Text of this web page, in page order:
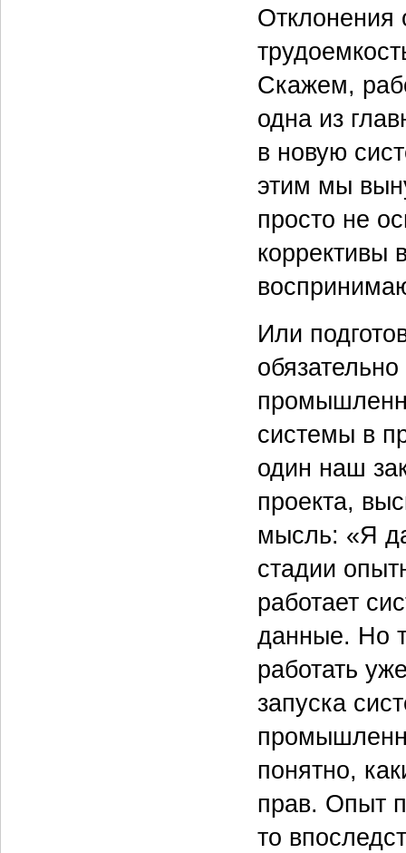
Отклонения
Скажем,
одна из
в новую
этим мы
просто не
коррективы
Или
системы в
один наш
проекта,
мысль: «Я
стадии
работает
данные. Но
работать
запуска
понятно,
прав. Опыт
то